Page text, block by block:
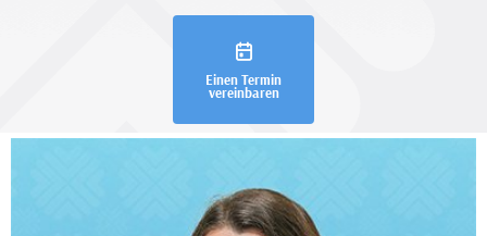
Einen Termin
vereinbaren